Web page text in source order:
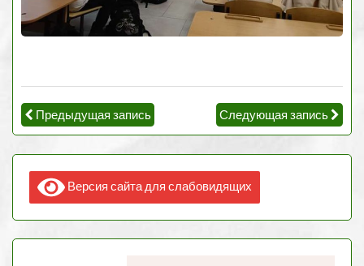
Предыдущая запись Следующая запись
Версия сайта для слабовидящих